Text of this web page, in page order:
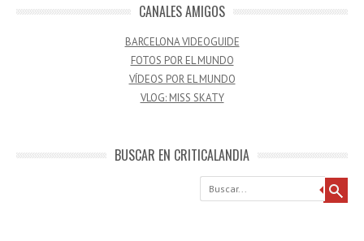
CANALES AMIGOS
BARCELONA VIDEOGUIDE
FOTOS POR EL MUNDO
VÍDEOS POR EL MUNDO
VLOG: MISS SKATY
BUSCAR EN CRITICALANDIA
Buscar